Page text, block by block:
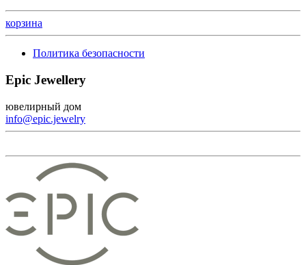
корзина
Политика безопасности
Epic Jewellery
ювелирный дом
info@epic.jewelry